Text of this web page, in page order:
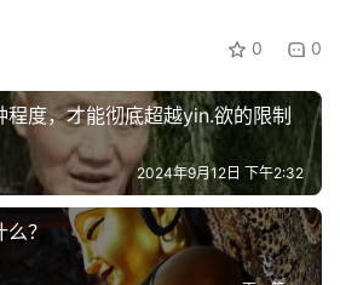
0 0
度，才能彻底超越yin.欲的限制
2024年9月12日 下午2:32
么？